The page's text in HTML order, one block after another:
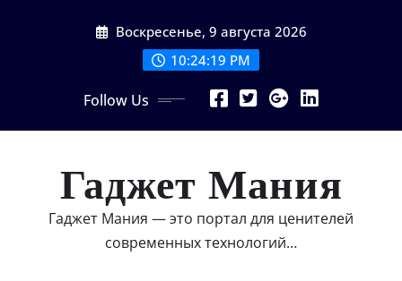
Воскресенье, 9 августа 2026
10:24:20 PM
Follow Us
Гаджет Мания
Гаджет Мания — это портал для ценителей
современных технологий…